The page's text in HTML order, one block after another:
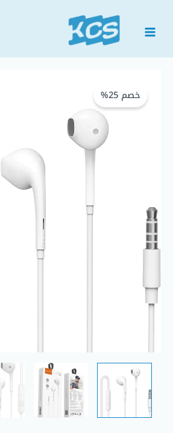
خصم 25%
الأصلي
هو:
EGP 160,00.
VIDVIE
HS645
In
Ear
Headset
موبايل